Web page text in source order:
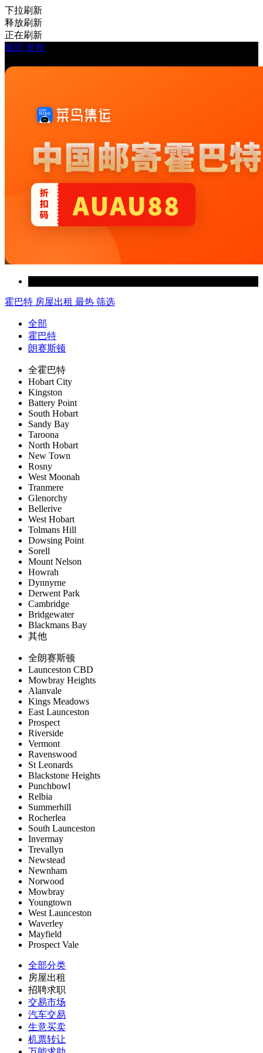
下拉刷新
释放刷新
正在刷新
返回 发布
霍巴特 房屋出租 最热 筛选
全部
霍巴特
朗赛斯顿
全霍巴特
Hobart City
Kingston
Battery Point
South Hobart
Sandy Bay
Taroona
North Hobart
New Town
Rosny
West Moonah
Tranmere
Glenorchy
Bellerive
West Hobart
Tolmans Hill
Dowsing Point
Sorell
Mount Nelson
Howrah
Dynnyrne
Derwent Park
Cambridge
Bridgewater
Blackmans Bay
其他
全朗赛斯顿
Launceston CBD
Mowbray Heights
Alanvale
Kings Meadows
East Launceston
Prospect
Riverside
Vermont
Ravenswood
St Leonards
Blackstone Heights
Punchbowl
Relbia
Summerhill
Rocherlea
South Launceston
Invermay
Trevallyn
Newstead
Newnham
Norwood
Mowbray
Youngtown
West Launceston
Waverley
Mayfield
Prospect Vale
全部分类
房屋出租
招聘求职
交易市场
汽车交易
生意买卖
机票转让